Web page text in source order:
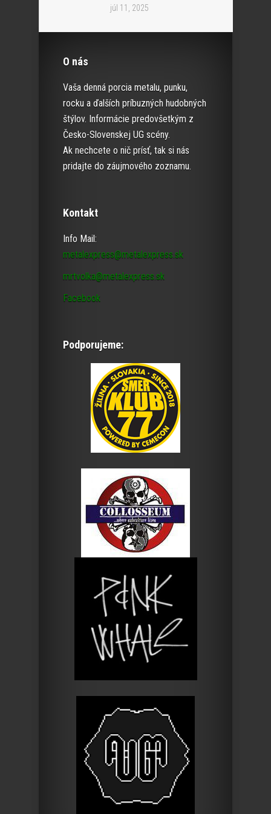
júl 11, 2025
O nás
Vaša denná porcia metalu, punku,
rocku a ďalších príbuzných hudobných
štýlov. Informácie predovšetkým z
Česko-Slovenskej UG scény.
Ak nechcete o nič prísť, tak si nás
pridajte do záujmového zoznamu.
Kontakt
Info Mail:
metalexpress@metalexpress.sk
mrtvolka@metalexpress.sk
Facebook
Podporujeme: